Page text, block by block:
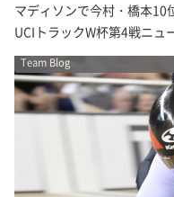
マディソンで今村・橋本
UCIトラックW杯第4戦ニュ
Team Blog